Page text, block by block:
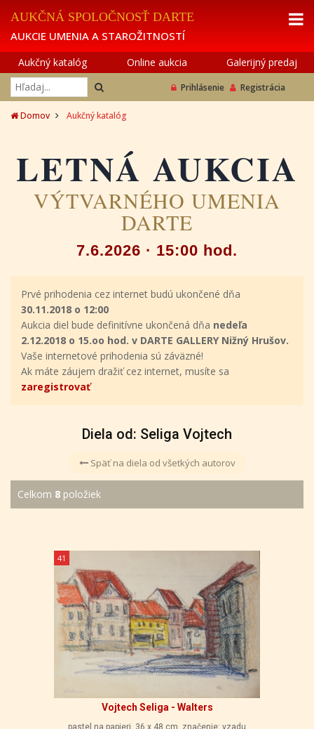
AUKČNÁ SPOLOČNOSŤ DARTE
AUKCIE UMENIA A STAROŽITNOSTÍ
Aukčný katalóg Online aukcia Galerijný predaj
Prihlásenie Registrácia
Domov Aukčný katalóg
LETNÁ AUKCIA
VÝTVARNÉHO UMENIA
DARTE
7.6.2026 · 15:00 hod.
Prvé prihodenia cez internet budú ukončené dňa
30.11.2018 o 12:00
Aukcia diel bude definitívne ukončená dňa nedeľa
2.12.2018 o 15.oo hod. v DARTE GALLERY Nižný Hrušov.
Vaše internetové prihodenia sú záväzné!
Ak máte záujem dražiť cez internet, musíte sa
zaregistrovať
Diela od: Seliga Vojtech
Späť na diela od všetkých autorov
Celkom 8 položiek
41
Vojtech Seliga - Walters
pastel na papieri, 36 x 48 cm, značenie: vzadu